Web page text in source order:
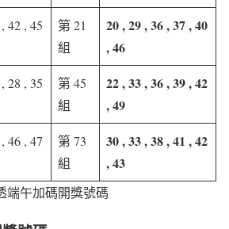
42 , 45
第 21
組
20 , 29 , 36 , 37 , 40
, 46
28 , 35
第 45
組
22 , 33 , 36 , 39 , 42
, 49
46 , 47
第 73
組
30 , 33 , 38 , 41 , 42
, 43
端午加碼開獎號碼